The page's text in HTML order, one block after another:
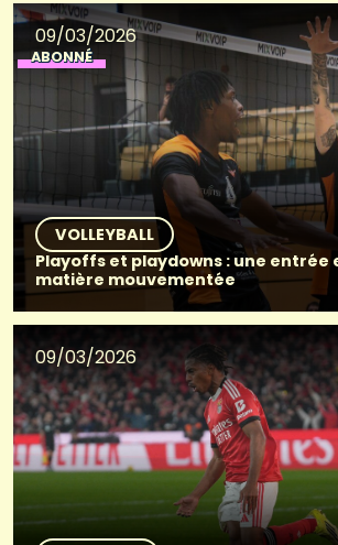
09/03/2026
ABONNÉ
VOLLEYBALL
Playoffs et playdowns : une entrée
matière mouvementée
09/03/2026